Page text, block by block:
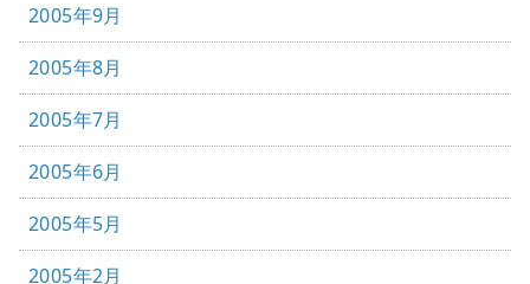
2005年9月
2005年8月
2005年7月
2005年6月
2005年5月
2005年2月